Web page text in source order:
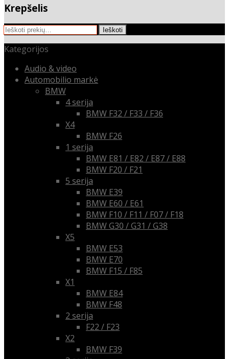
Krepšelis
Ieškoti: Ieškoti
Kategorijos
Audio & video
Automobilio markė
BMW
4 serija
BMW F32 / F33 / F36
X4
BMW F26
1 serija
BMW E81 / E82 / E87 / E88
BMW F20 / F21
5 serija
BMW E39
BMW E60 / E61
BMW F10 / F11 / F07 / F18
BMW G30 / G31 / G38
X5
BMW E53
BMW E70
BMW F15 / F85
X1
BMW E84
BMW F48
2 serija
F22 / F23
X2
BMW F39